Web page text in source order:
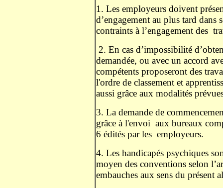
1. Les employeurs doivent
d’engagement au plus tard
contraints à l’engagement des
2. En cas d’impossibilité
demandée, ou avec un accord
compétents proposeront des
l'ordre de classement et
aussi grâce aux modalités
3. La demande de
grâce à l'envoi aux bureaux
6 édités par les employeurs.
4. Les handicapés psychiques
moyen des conventions selon
embauches aux sens du